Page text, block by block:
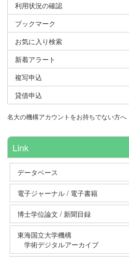
利用状況の確認
ブックマーク
お気に入り検索
新着アラート
複写申込
貸借申込
名大の機構アカウントをお持ちでない方へ
Link
データベース
電子ジャーナル / 電子書籍
博士学位論文 / 新聞目録
東海国立大学機構
学術デジタルアーカイブ